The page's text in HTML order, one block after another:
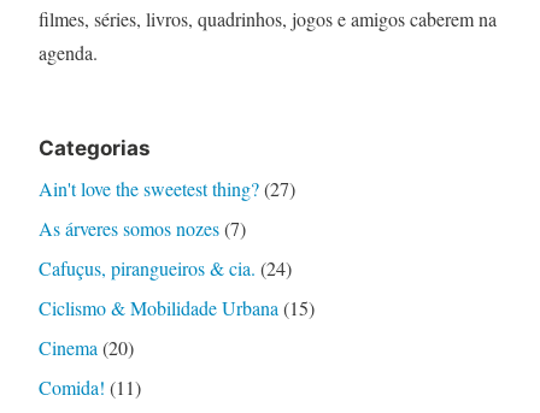
filmes, séries, livros, quadrinhos, jogos e amigos caberem na
agenda.
Categorias
Ain't love the sweetest thing?(27)
As árveres somos nozes(7)
Cafuçus, pirangueiros & cia. (24)
Ciclismo & Mobilidade Urbana(15)
Cinema(20)
Comida! (11)